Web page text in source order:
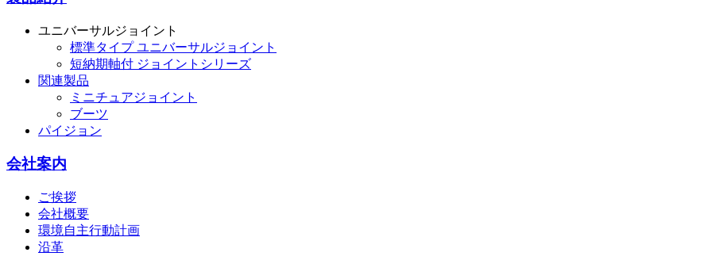
ユニバーサルジョイント
標準タイプ ユニバーサルジョイント
短納期軸付 ジョイントシリーズ
関連製品
ミニチュアジョイント
ブーツ
パイジョン
会社案内
ご挨拶
会社概要
環境自主行動計画
沿革